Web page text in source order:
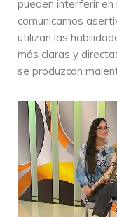
pueden interferir
comunicarnos
utilizan las
más claras y
se produzcan
o
d
u